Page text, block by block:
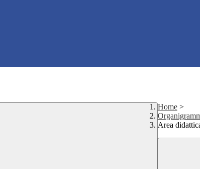
Home >
Area